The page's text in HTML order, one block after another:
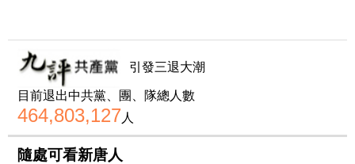
引發三退大潮
目前退出中共黨、團、隊總人數
464,803,127人
隨處可看新唐人